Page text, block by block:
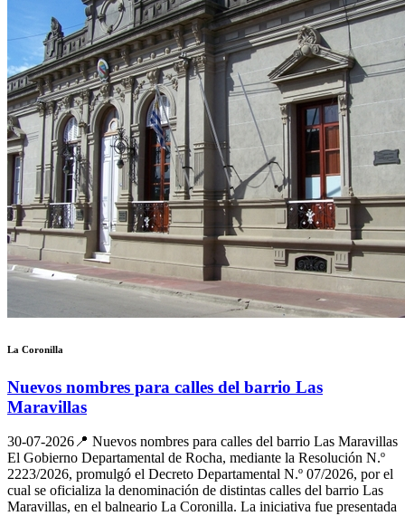
La Coronilla
Nuevos nombres para calles del barrio Las
Maravillas
30-07-2026 📍 Nuevos nombres para calles del barrio Las Maravillas
El Gobierno Departamental de Rocha, mediante la Resolución N.º
2223/2026, promulgó el Decreto Departamental N.º 07/2026, por el
cual se oficializa la denominación de distintas calles del barrio Las
Maravillas, en el balneario La Coronilla. La iniciativa fue presentada